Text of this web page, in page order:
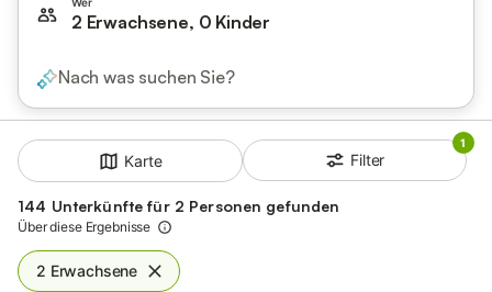
2 Erwachsene, 0 Kinder
Nach was suchen Sie?
Karte
1
Filter
144 Unterkünfte für 2 Personen gefunden
Über diese Ergebnisse
2 Erwachsene